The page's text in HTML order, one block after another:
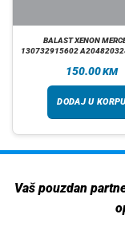
BALAST XENON
130732915602
150.00KM
DODAJ U
Vaš pouzdan